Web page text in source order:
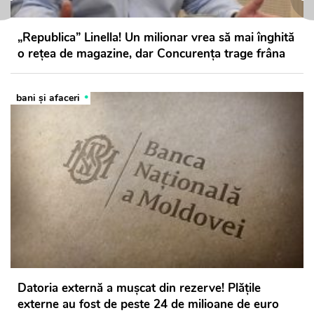
„Republica” Linella! Un milionar vrea să mai înghită
o rețea de magazine, dar Concurența trage frâna
bani și afaceri
Datoria externă a mușcat din rezerve! Plățile
externe au fost de peste 24 de milioane de euro